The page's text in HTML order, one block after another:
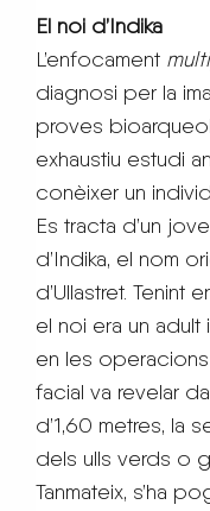
El noi d’Indika
L’enfocament
diagnosi per la
proves
exhaustiu estudi
conèixer un
Es tracta d’un
d’Indika, el nom
d’Ullastret. Tenint
el noi era un
en les
facial va revelar
d’1,60 metres, la
dels ulls verds o
Tanmateix, s’ha